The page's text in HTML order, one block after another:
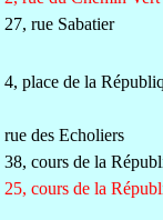
27, rue Sabatier
4, place de la
rue des Echoliers
38, cours de la
25, cours de la